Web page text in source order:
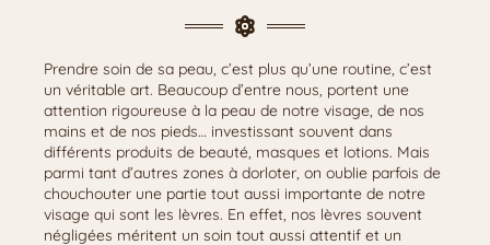
Prendre soin de sa peau, c’est plus qu’une routine, c’est
un véritable art. Beaucoup d’entre nous, portent une
attention rigoureuse à la peau de notre visage, de nos
mains et de nos pieds… investissant souvent dans
différents produits de beauté, masques et lotions. Mais
parmi tant d’autres zones à dorloter, on oublie parfois de
chouchouter une partie tout aussi importante de notre
visage qui sont les lèvres. En effet, nos lèvres souvent
négligées méritent un soin tout aussi attentif et un